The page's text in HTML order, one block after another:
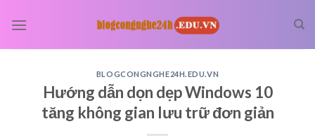
BLOGCONGNGHE24H.EDU.VN
Hướng dẫn dọn dẹp Windows 10
tăng không gian lưu trữ đơn giản